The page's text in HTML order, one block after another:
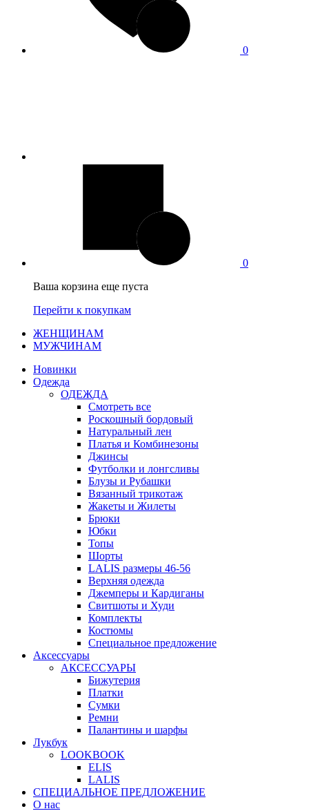
0
0
Ваша корзина еще пуста
Перейти к покупкам
ЖЕНЩИНАМ
МУЖЧИНАМ
Новинки
Одежда
ОДЕЖДА
Смотреть все
Роскошный бордовый
Натуральный лен
Платья и Комбинезоны
Джинсы
Футболки и лонгсливы
Блузы и Рубашки
Вязанный трикотаж
Жакеты и Жилеты
Брюки
Юбки
Топы
Шорты
LALIS размеры 46-56
Верхняя одежда
Джемперы и Кардиганы
Свитшоты и Худи
Комплекты
Костюмы
Специальное предложение
Аксессуары
АКСЕССУАРЫ
Бижутерия
Платки
Сумки
Ремни
Палантины и шарфы
Лукбук
LOOKBOOK
ELIS
LALIS
СПЕЦИАЛЬНОЕ ПРЕДЛОЖЕНИЕ
О нас